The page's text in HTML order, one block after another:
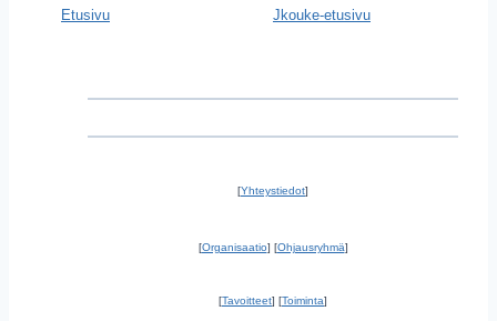
Etusivu Jkouke-etusivu
[Yhteystiedot]
[Organisaatio] [Ohjausryhmä]
[Tavoitteet] [Toiminta]